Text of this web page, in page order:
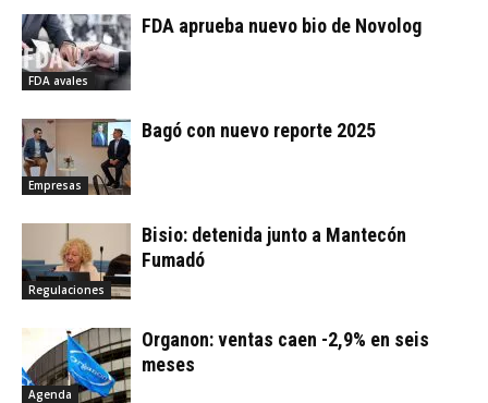
FDA avales
FDA aprueba nuevo bio de Novolog
Empresas
Bagó con nuevo reporte 2025
Regulaciones
Bisio: detenida junto a Mantecón
Fumadó
Agenda
Organon: ventas caen -2,9% en seis
meses